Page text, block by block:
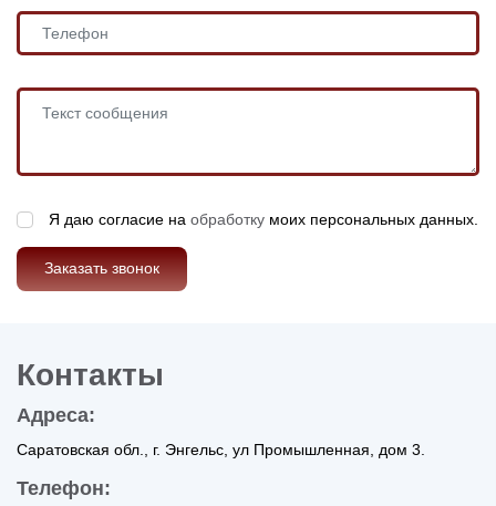
Я даю согласие на обработку моих персональных данных.
Заказать звонок
Контакты
Адреса:
Саратовская обл., г. Энгельс, ул Промышленная, дом 3.
Телефон: